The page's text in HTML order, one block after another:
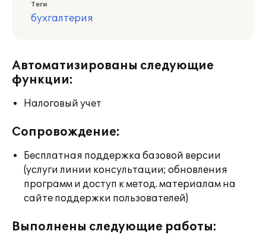
Теги
бухгалтерия
Автоматизированы следующие
функции:
Налоговый учет
Сопровождение:
Бесплатная поддержка базовой версии
(услуги линии консультации; обновления
программ и доступ к метод. материалам на
сайте поддержки пользователей)
Выполнены следующие работы: